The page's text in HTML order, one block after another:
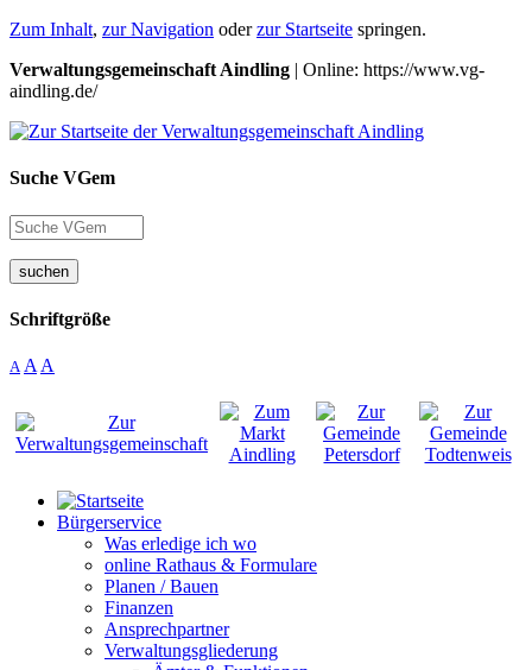
Zum Inhalt, zur Navigation oderzur Startseite springen.
Verwaltungsgemeinschaft Aindling | Online: https://www.vg-
aindling.de/
Suche VGem
suchen
Schriftgröße
A A A
Bürgerservice
Was erledige ich wo
online Rathaus & Formulare
Planen / Bauen
Finanzen
Ansprechpartner
Verwaltungsgliederung